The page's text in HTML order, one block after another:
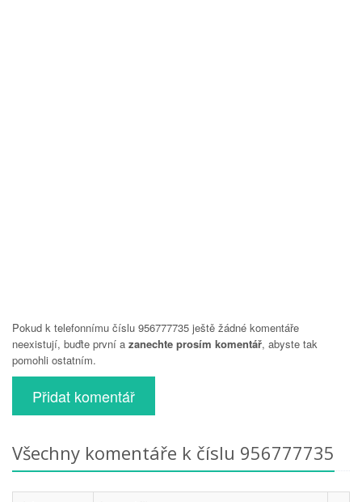
Pokud k telefonnímu číslu 956777735 ještě žádné komentáře
neexistují, buďte první a zanechte prosím komentář, abyste tak
pomohli ostatním.
Přidat komentář
Všechny komentáře k číslu 956777735